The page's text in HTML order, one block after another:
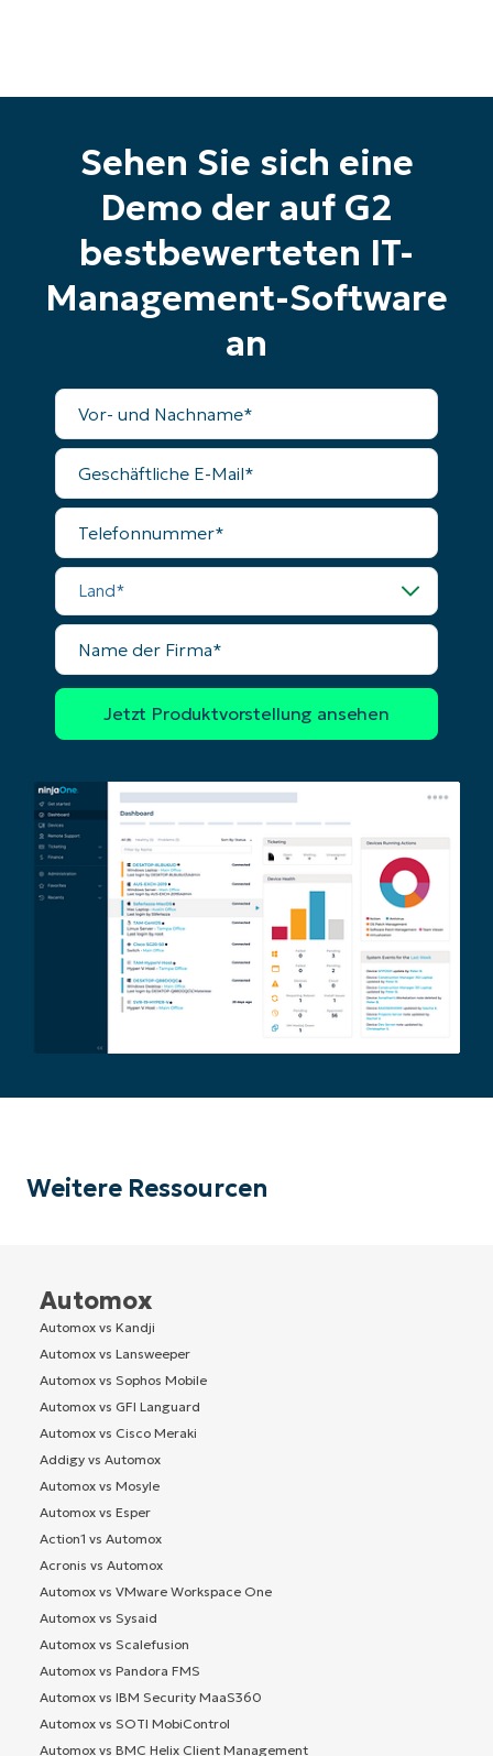
Sehen Sie sich eine
Demo der auf G2
bestbewerteten IT-
Management-Software
an
Vollständiger
Name
Geschäftliche
Mail
Telefonnummer
Land
Name
der
Firma
Weitere Ressourcen
Automox
Automox vs Kandji
Automox vs Lansweeper
Automox vs Sophos Mobile
Automox vs GFI Languard
Automox vs Cisco Meraki
Addigy vs Automox
Automox vs Mosyle
Automox vs Esper
Action1 vs Automox
Acronis vs Automox
Automox vs VMware Workspace One
Automox vs Sysaid
Automox vs Scalefusion
Automox vs Pandora FMS
Automox vs IBM Security MaaS360
Automox vs SOTI MobiControl
Automox vs BMC Helix Client Management
and
Business
number*
Land